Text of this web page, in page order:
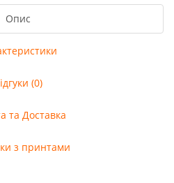
Опис
(0)
та Доставка
з принтами